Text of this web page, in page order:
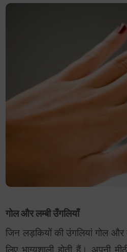
गोल और लम्बी उँगलियाँ
जिन लड़कियों की उंगलियां गोल